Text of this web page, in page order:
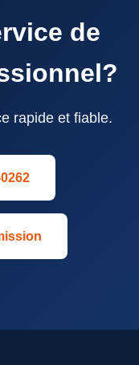
de
rapide et fiable.